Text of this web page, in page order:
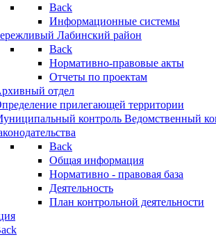
Back
Информационные системы
Лабинский район
Back
Нормативно-правовые акты
Отчеты по проектам
отдел
прилегающей территории
контроль Ведомственный
Back
Общая информация
Нормативно - правовая база
Деятельность
План контрольной деятельности